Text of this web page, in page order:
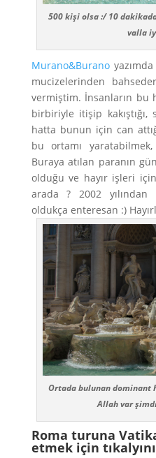
500 kişi olsa :/ 10
valla
Murano&Burano
mucizelerinden
vermiştim. İnsanların bu
birbiriyle itişip
hatta bunun için can
bu ortamı
Buraya atılan paranın
olduğu ve hayır işleri
arada ? 2002 yılından
oldukça enteresan :)
Ortada bulunan dominant
Allah var
Roma turuna
etmek için